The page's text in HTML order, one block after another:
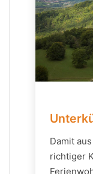
Damit
richtiger